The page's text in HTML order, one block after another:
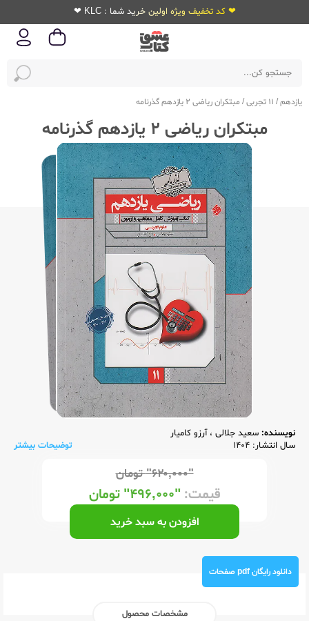
❤ کد تخفیف ویژه اولین خرید شما : KLC ❤
یازدهم/ 11 تجربی / مبتکران ریاضی 2 یازدهم گذرنامه
مبتکران ریاضی 2 یازدهم گذرنامه
نویسنده: سعید جلالی ،آرزو کامیار
سال انتشار: 1404
توضیحات بیشتر
"۶۲۰,۰۰۰" تومان
قیمت:"۴۹۶,۰۰۰" تومان
افزودن به سبد خرید
دانلود رایگان pdf صفحات
مشخصات محصول